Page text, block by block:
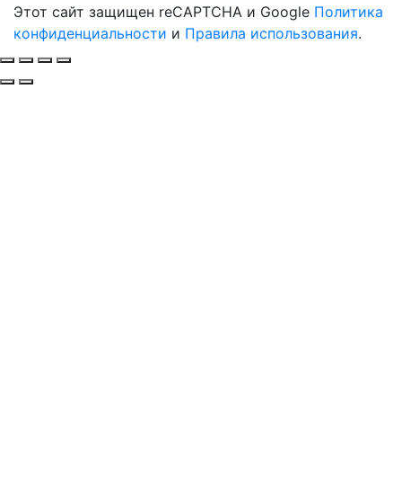
Этот сайт защищен reCAPTCHA и Google Политика
конфиденциальности и Правила использования.